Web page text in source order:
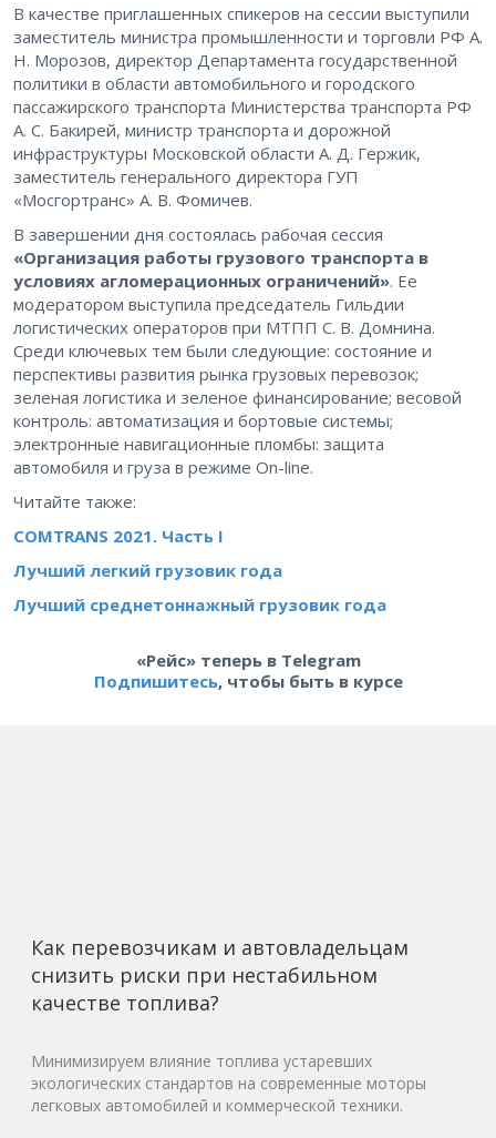
В качестве приглашенных спикеров на сессии выступили
заместитель министра промышленности и торговли РФ А.
Н. Морозов, директор Департамента государственной
политики в области автомобильного и городского
пассажирского транспорта Министерства транспорта РФ
А. С. Бакирей, министр транспорта и дорожной
инфраструктуры Московской области А. Д. Гержик,
заместитель генерального директора ГУП
«Мосгортранс» А. В. Фомичев.
В завершении дня состоялась рабочая сессия
«Организация работы грузового транспорта в
условиях агломерационных ограничений». Ее
модератором выступила председатель Гильдии
логистических операторов при МТПП С. В. Домнина.
Среди ключевых тем были следующие: состояние и
перспективы развития рынка грузовых перевозок;
зеленая логистика и зеленое финансирование; весовой
контроль: автоматизация и бортовые системы;
электронные навигационные пломбы: защита
автомобиля и груза в режиме On-line.
Читайте также:
COMTRANS 2021. Часть I
Лучший легкий грузовик года
Лучший среднетоннажный грузовик года
«Рейс» теперь в Telegram
Подпишитесь, чтобы быть в курсе
Как перевозчикам и автовладельцам
снизить риски при нестабильном
качестве топлива?
Минимизируем влияние топлива устаревших
экологических стандартов на современные моторы
легковых автомобилей и коммерческой техники.